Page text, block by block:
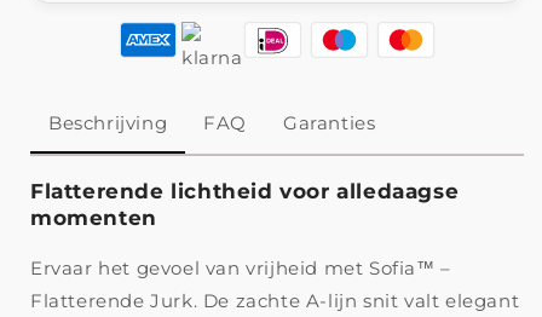
Beschrijving FAQ Garanties
Flatterende lichtheid voor alledaagse
momenten
Ervaar het gevoel van vrijheid met Sofia™ –
Flatterende Jurk. De zachte A-lijn snit valt elegant